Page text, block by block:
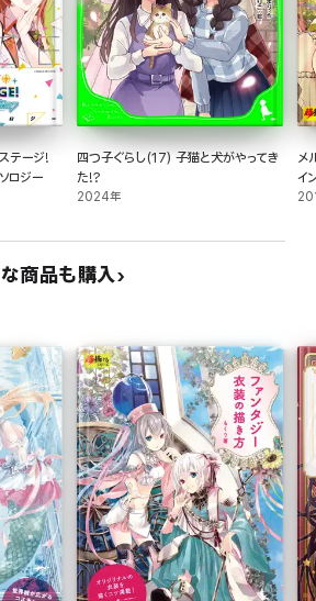
テージ!
ロジー
四つ子ぐらし(17) 子猫と犬がやってき
た!?
2024年
メ
イ
商品も購入